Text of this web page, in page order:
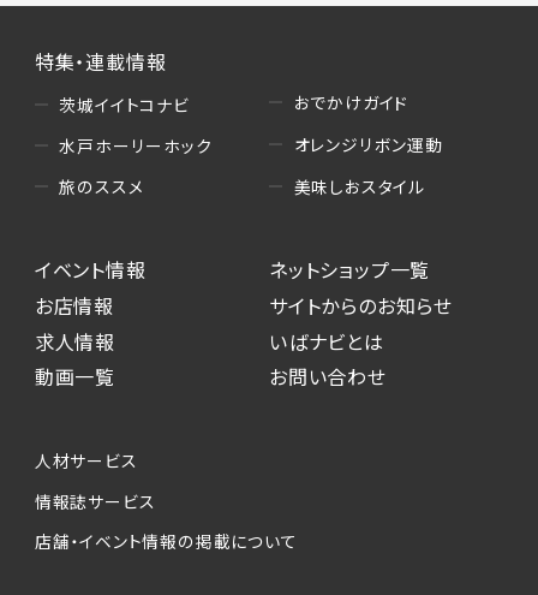
特集・連載情報
茨城イイトコナビ
水戸ホーリーホック
旅のススメ
おでかけガイド
オレンジリボン運動
美味しおスタイル
イベント情報
お店情報
求人情報
動画一覧
ネットショップ一覧
サイトからのお知らせ
いばナビとは
お問い合わせ
人材サービス
情報誌サービス
店舗・イベント情報の掲載について